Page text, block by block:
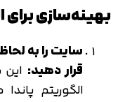
بهینه‌سازی برای
سایت را به
قرار دهید:
الگوریتم